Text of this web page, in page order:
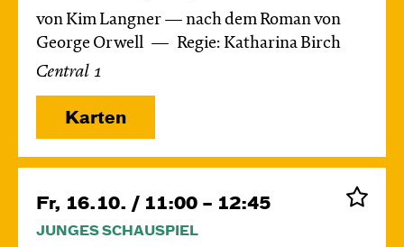
von Kim Langner — nach dem Roman von
George Orwell
Regie: Katharina Birch
Central 1
Karten
Fr, 16.10. / 11:00 – 12:45
JUNGES SCHAUSPIEL